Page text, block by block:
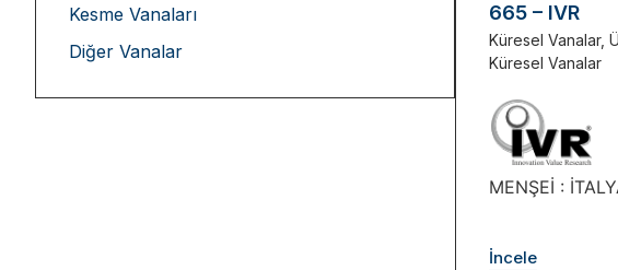
Kesme Vanaları
Diğer Vanalar
665 – IVR
Küresel Vanalar,
Küresel Vanalar
MENŞEİ :
İncele